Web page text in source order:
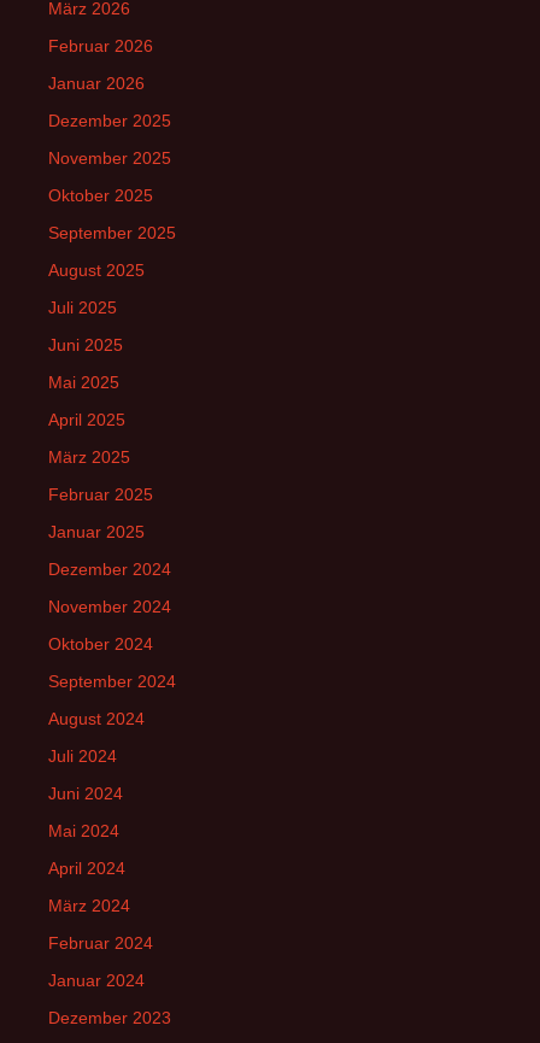
März 2026
Februar 2026
Januar 2026
Dezember 2025
November 2025
Oktober 2025
September 2025
August 2025
Juli 2025
Juni 2025
Mai 2025
April 2025
März 2025
Februar 2025
Januar 2025
Dezember 2024
November 2024
Oktober 2024
September 2024
August 2024
Juli 2024
Juni 2024
Mai 2024
April 2024
März 2024
Februar 2024
Januar 2024
Dezember 2023